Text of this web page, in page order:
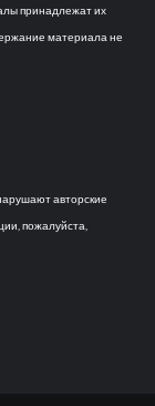
принадлежат их
материала не
авторские
пожалуйста,